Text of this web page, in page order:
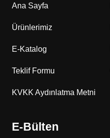
Ana Sayfa
Ürünlerimiz
E-Katalog
Teklif Formu
KVKK Aydınlatma Metni
E-Bülten